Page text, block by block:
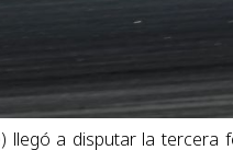
llegó a disputar la